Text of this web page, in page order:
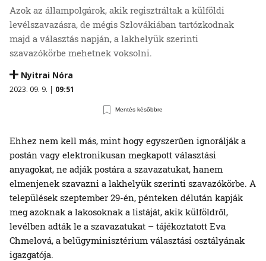
Azok az állampolgárok, akik regisztráltak a külföldi
levélszavazásra, de mégis Szlovákiában tartózkodnak
majd a választás napján, a lakhelyük szerinti
szavazókörbe mehetnek voksolni.
Nyitrai Nóra
2023. 09. 9. | 09:51
Mentés későbbre
Ehhez nem kell más, mint hogy egyszerűen ignorálják a
postán vagy elektronikusan megkapott választási
anyagokat, ne adják postára a szavazatukat, hanem
elmenjenek szavazni a lakhelyük szerinti szavazókörbe. A
települések szeptember 29-én, pénteken délután kapják
meg azoknak a lakosoknak a listáját, akik külföldről,
levélben adták le a szavazatukat – tájékoztatott Eva
Chmelová, a belügyminisztérium választási osztályának
igazgatója.